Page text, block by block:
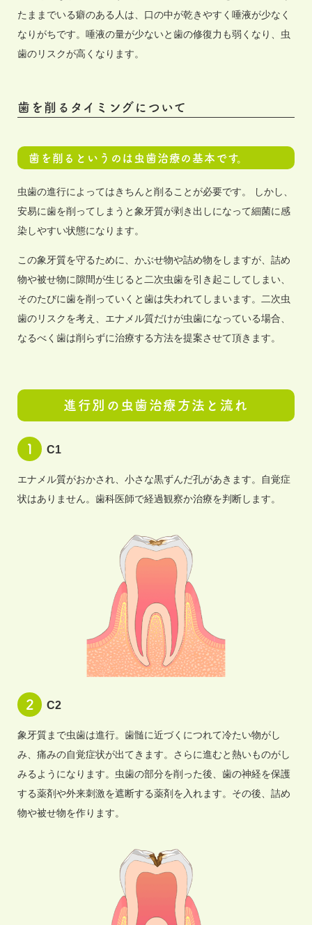
たままでいる癖のある人は、口の中が乾きやすく唾液が少なく
なりがちです。唾液の量が少ないと歯の修復力も弱くなり、虫
歯のリスクが高くなります。
歯を削るタイミングについて
歯を削るというのは虫歯治療の基本です。
虫歯の進行によってはきちんと削ることが必要です。 しかし、
安易に歯を削ってしまうと象牙質が剥き出しになって細菌に感
染しやすい状態になります。
この象牙質を守るために、かぶせ物や詰め物をしますが、詰め
物や被せ物に隙間が生じると二次虫歯を引き起こしてしまい、
そのたびに歯を削っていくと歯は失われてしまいます。二次虫
歯のリスクを考え、エナメル質だけが虫歯になっている場合、
なるべく歯は削らずに治療する方法を提案させて頂きます。
進行別の虫歯治療方法と流れ
C1
エナメル質がおかされ、小さな黒ずんだ孔があきます。自覚症
状はありません。歯科医師で経過観察か治療を判断します。
C2
象牙質まで虫歯は進行。歯髄に近づくにつれて冷たい物がし
み、痛みの自覚症状が出てきます。さらに進むと熱いものがし
みるようになります。虫歯の部分を削った後、歯の神経を保護
する薬剤や外来刺激を遮断する薬剤を入れます。その後、詰め
物や被せ物を作ります。